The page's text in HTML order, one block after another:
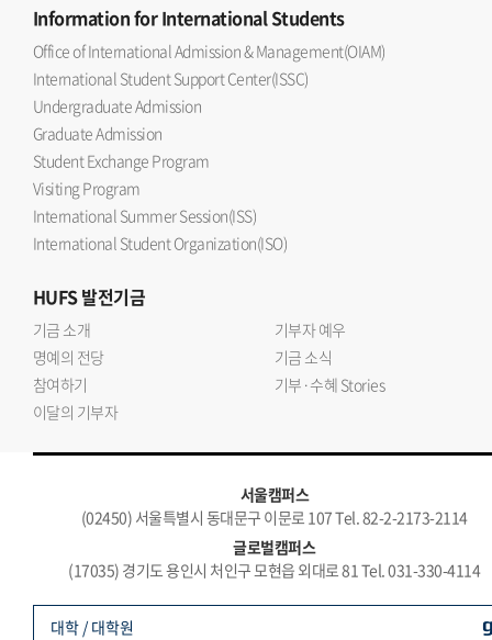
Informationfor International Students
Office of International Admission & Management(OIAM)
International Student Support Center(ISSC)
Undergraduate Admission
Graduate Admission
Student Exchange Program
Visiting Program
International Summer Session(ISS)
International Student Organization(ISO)
HUFS발전기금
기금 소개
기부자 예우
명예의 전당
기금 소식
참여하기
기부·수혜 Stories
이달의 기부자
서울캠퍼스
(02450) 서울특별시 동대문구 이문로 107 Tel. 82-2-2173-2114
글로벌캠퍼스
(17035) 경기도 용인시 처인구 모현읍 외대로 81 Tel. 031-330-4114
대학 / 대학원